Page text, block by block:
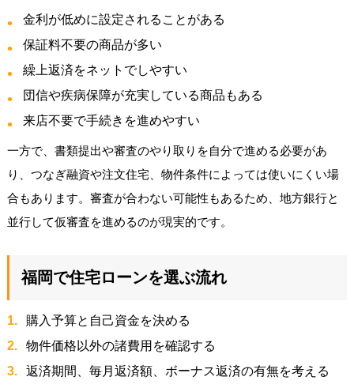
金利が低めに設定されることがある
保証料不要の商品が多い
繰上返済をネットでしやすい
団信や疾病保障が充実している商品もある
来店不要で手続きを進めやすい
一方で、書類提出や審査のやり取りを自分で進める必要があ
り、つなぎ融資や注文住宅、物件条件によっては使いにくい場
合もあります。審査が合わない可能性もあるため、地方銀行と
並行して仮審査を進めるのが現実的です。
福岡で住宅ローンを選ぶ流れ
購入予算と自己資金を決める
物件価格以外の諸費用を確認する
返済期間、毎月返済額、ボーナス返済の有無を考える